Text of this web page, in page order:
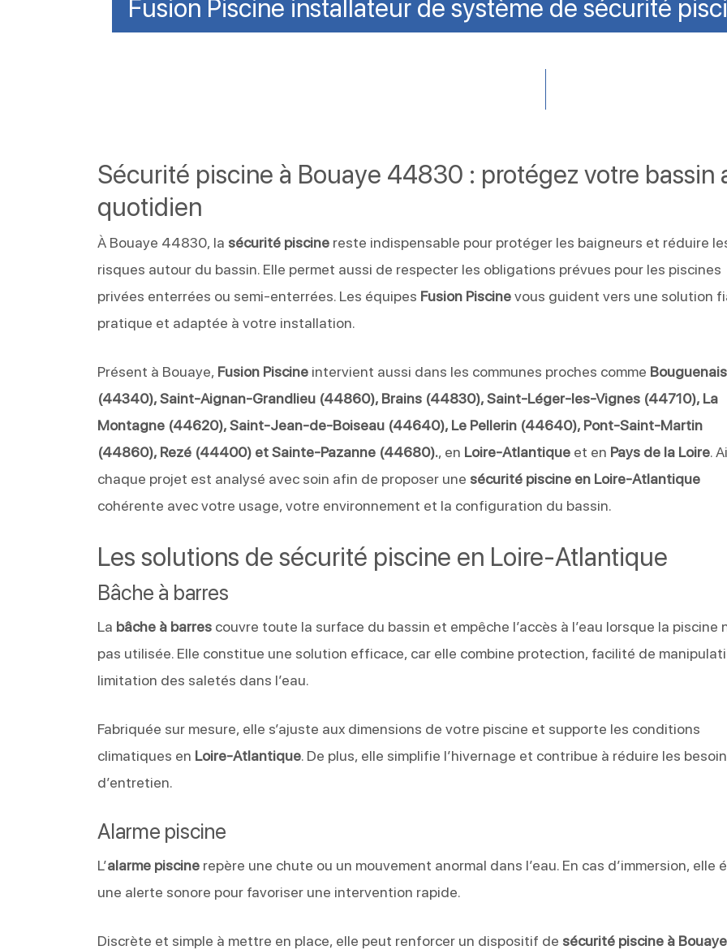
Fusion Piscine installateur de système de sécurité
Sécurité piscine à Bouaye 44830 : protégez votre bassin
quotidien
À Bouaye 44830, la sécurité piscine reste indispensable pour protéger les baigneurs et réduire
risques autour du bassin. Elle permet aussi de respecter les obligations prévues pour les piscines
privées enterrées ou semi-enterrées. Les équipes Fusion Piscinevous guident vers une solution
pratique et adaptée à votre installation.
Présent à Bouaye, Fusion Piscine intervient aussi dans les communes proches comme Bouguenais
(44340), Saint-Aignan-Grandlieu (44860), Brains (44830), Saint-Léger-les-Vignes (44710), La
Montagne (44620), Saint-Jean-de-Boiseau (44640), Le Pellerin (44640), Pont-Saint-Martin
(44860), Rezé (44400) et Sainte-Pazanne (44680)., en Loire-Atlantique et en Pays de la Loire.
chaque projet est analysé avec soin afin de proposer une sécurité piscine en Loire-Atlantique
cohérente avec votre usage, votre environnement et la configuration du bassin.
Les solutions de sécurité piscine en Loire-Atlantique
Bâche à barres
La bâche à barres couvre toute la surface du bassin et empêche l’accès à l’eau lorsque la piscine
pas utilisée. Elle constitue une solution efficace, car elle combine protection, facilité de
limitation des saletés dans l’eau.
Fabriquée sur mesure, elle s’ajuste aux dimensions de votre piscine et supporte les conditions
climatiques en Loire-Atlantique. De plus, elle simplifie l’hivernage et contribue à réduire les
d’entretien.
Alarme piscine
L’alarme piscine repère une chute ou un mouvement anormal dans l’eau. En cas d’immersion, elle
une alerte sonore pour favoriser une intervention rapide.
Discrète et simple à mettre en place, elle peut renforcer un dispositif de sécurité piscine à Bouaye